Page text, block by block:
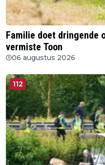
Familie doet dringende
vermiste Toon
06 augustus 2026
112